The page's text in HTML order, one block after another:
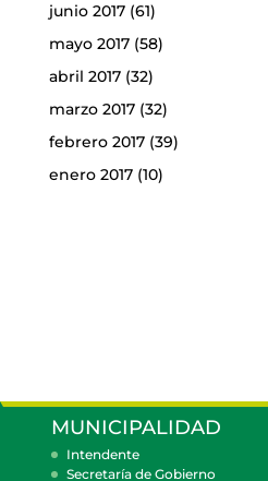
junio 2017(61)
mayo 2017(58)
abril 2017(32)
marzo 2017(32)
febrero 2017(39)
enero 2017(10)
MUNICIPALIDAD
Intendente
Secretaría de Gobierno